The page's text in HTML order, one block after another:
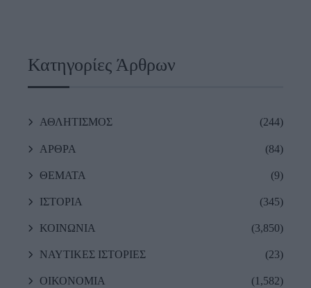
Κατηγορίες Άρθρων
ΑΘΛΗΤΙΣΜΟΣ (244)
ΑΡΘΡΑ (84)
ΘΕΜΑΤΑ (9)
ΙΣΤΟΡΙΑ (345)
ΚΟΙΝΩΝΙΑ (3,850)
ΝΑΥΤΙΚΕΣ ΙΣΤΟΡΙΕΣ (23)
ΟΙΚΟΝΟΜΙΑ (1,582)